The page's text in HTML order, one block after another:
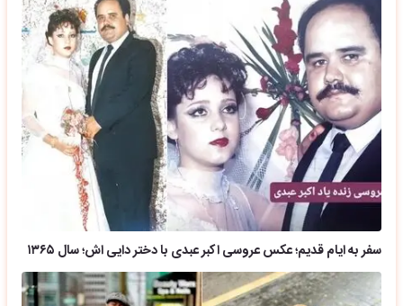
سفر به ایام قدیم؛ عکس عروسی اکبر عبدی با دختر دایی اش؛ سال ۱۳۶۵